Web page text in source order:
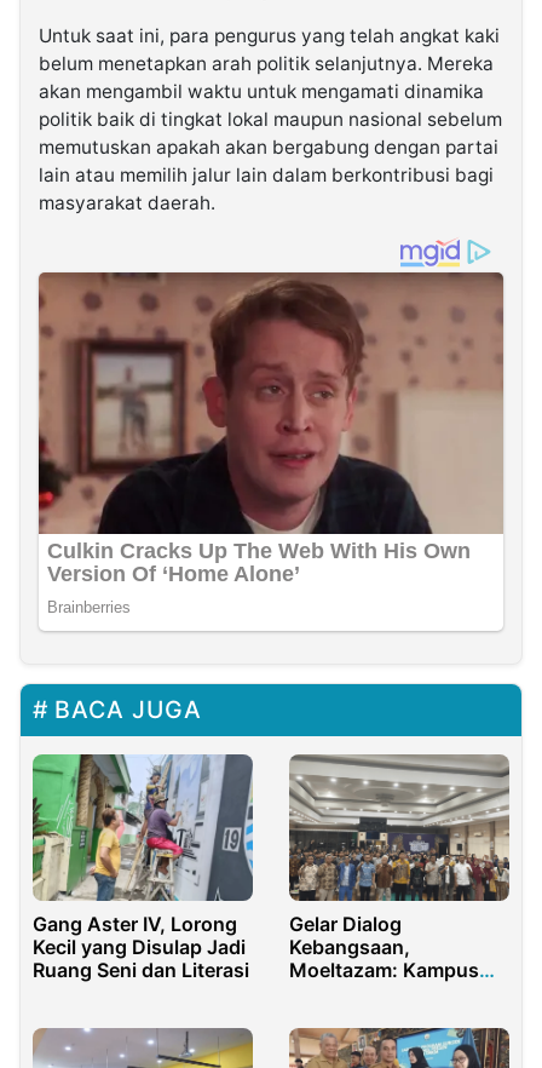
Untuk saat ini, para pengurus yang telah angkat kaki
belum menetapkan arah politik selanjutnya. Mereka
akan mengambil waktu untuk mengamati dinamika
politik baik di tingkat lokal maupun nasional sebelum
memutuskan apakah akan bergabung dengan partai
lain atau memilih jalur lain dalam berkontribusi bagi
masyarakat daerah.
BACA JUGA
Gang Aster IV, Lorong
Kecil yang Disulap Jadi
Ruang Seni dan Literasi
Gelar Dialog
Kebangsaan,
Moeltazam: Kampus